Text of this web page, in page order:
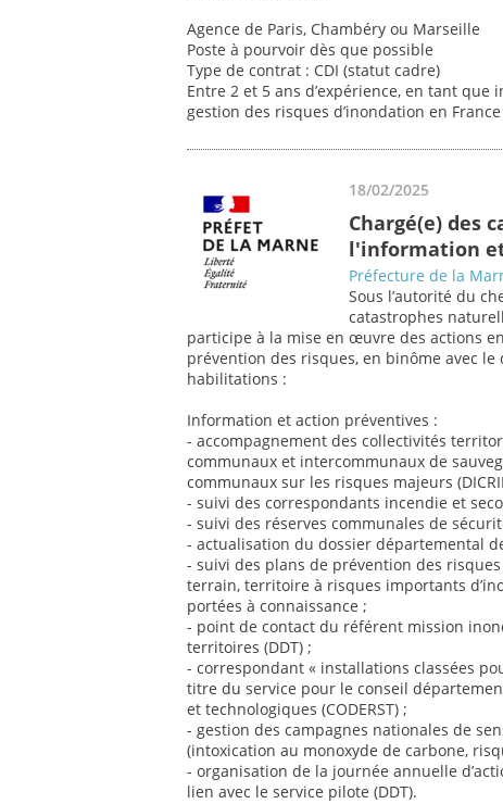
Agence de Paris, Chambéry ou Marseille
Poste à pourvoir dès que possible
Type de contrat : CDI (statut cadre)
Entre 2 et 5 ans d’expérience, en tant que
gestion des risques d’inondation en
18/02/2025
Chargé(e) des
l'information
Préfecture de la
Sous l’autorité du
catastrophes
participe à la mise en œuvre des actions
prévention des risques, en binôme avec
habilitations :
Information et action préventives :
- accompagnement des collectivités
communaux et intercommunaux de
communaux sur les risques majeurs
- suivi des correspondants incendie et
- suivi des réserves communales de
- actualisation du dossier départemental
- suivi des plans de prévention des
terrain, territoire à risques importants
portées à connaissance ;
- point de contact du référent mission
territoires (DDT) ;
- correspondant « installations classées
titre du service pour le conseil
et technologiques (CODERST) ;
- gestion des campagnes nationales de
(intoxication au monoxyde de carbone,
- organisation de la journée annuelle
lien avec le service pilote (DDT).